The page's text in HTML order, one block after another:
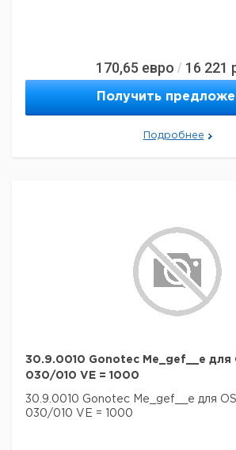
170,65 евро / 16 221
Получить
Подробнее
30.9.0010 Gonotec Me_gef__e для
030/010 VE = 1000
30.9.0010 Gonotec Me_gef__e для
030/010 VE = 1000